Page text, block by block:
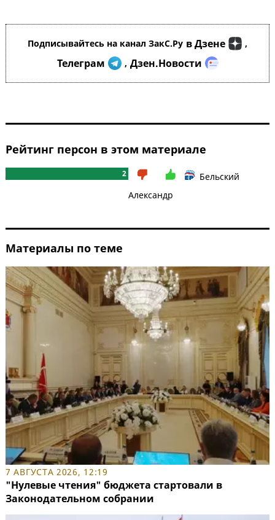
Подписывайтесь на канал ЗакС.Ру в Дзене ,
Телеграм , Дзен.Новости
Рейтинг персон в этом материале
2
Бельский
Александр
Материалы по теме
7 АВГУСТА 2026, 12:19
"Нулевые чтения" бюджета стартовали в
Законодательном собрании